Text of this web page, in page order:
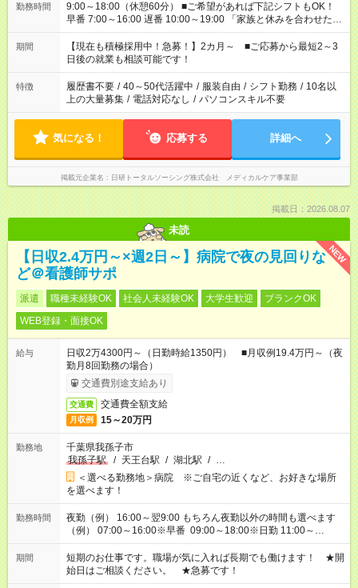
勤務時間
9:00～18:00（休憩60分） ■ご希望があれば下記シフトもOK！
早番 7:00～16:00 遅番 10:00～19:00 「家族と休みを合わせた
い」 「余裕を持って夕飯の準備がしたい」 「できれば残業はし
たくない」 など、ご希望を教えてくださいね。 ※Wワーク希望
の方へ 今ご覧のお仕事で希望する勤務時間と、もう1つのお仕事
の勤務時間。 合計で週40時間を超える場合は応募できません。
期間
【現在も積極採用中！急募！】2カ月～ ■ご応募から最短2～3
日後の就業も相談可能です！
特徴 履歴書不要 / 40～50代活躍中 / 服装自由 / シフト勤務 / 10名以
上の大量募集 / 電話対応なし / パソコンスキル不要
気になる！ 応募する 詳細へ
掲載元企業名 日研トータルソーシング株式会社 メディカルケア事業部
掲載日：2026.08.07
未読
NEW
【日収2.4万円～×週2日～】病院で夜の見回りな
ど＠看護師サポ
派遣 職種未経験OK 社会人未経験OK 大学生歓迎
ブランクOK
WEB登録・面接OK
給与
日収2万4300円～（日勤時給1350円） ■月収例19.4万円～（夜
勤月8回勤務の場合）
交通費別途支給あり
交通費 交通費全額支給
月収例 15～20万円
勤務地
千葉県我孫子市
我孫子駅
/ 天王台駅 / 湖北駅 / …
＜選べる勤務地＞病院 ※ご自宅の近くなど、お好きな場所
を選べます！
勤務時間
夜勤（例） 16:00～翌9:00 もちろん夜勤以外の時間も選べます
（例） 07:00～16:00※早番 09:00～18:00※日勤 11:00～
20:00※遅番 ※時間は、固定・選べる施設もあるので、ご希望が
あれば調整できます！ ※シフト制。勤務地により実働時間が異
なります。★家庭の都合でお休みが必要な場合も遠慮なくご相談
ください。
期間
短期のお仕事です。職場が気に入れば長期でも働けます！ ★開
始日はご相談ください。 ★急募です！